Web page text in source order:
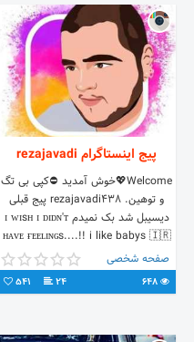
پیج اینستاگرام rezajavadi
Welcome💖خوش آمدید ⛔کپی بی تگ
و توهین. rezajavadi438 پیج قبلی
دیسیبل شد بک نمیدم ɪ ᴡɪsʜ ɪ ᴅɪᴅɴ'ᴛ
ʜᴀᴠᴇ ғᴇᴇʟɪɴɢs....!! i like babys 🇮🇷
#gazvin صفحه شخصی
24
541